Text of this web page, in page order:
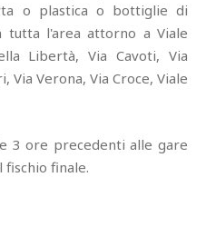
o plastica o bottiglie di
l'area attorno a Viale
Libertà, Via Cavoti, Via
Via Verona, Via Croce, Viale
3 ore precedenti alle gare
fischio finale.